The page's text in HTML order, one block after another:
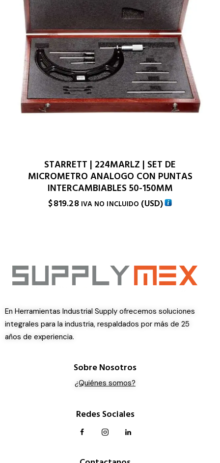
STARRETT | 224MARLZ | SET DE
MICROMETRO ANALOGO CON PUNTAS
INTERCAMBIABLES 50-150MM
$819.28 IVA NO INCLUIDO (USD)
En Herramientas Industrial Supply ofrecemos soluciones
integrales para la industria, respaldados por más de 25
años de experiencia.
Sobre Nosotros
¿Quiénes somos?
Redes Sociales